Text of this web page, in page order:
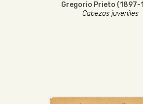
Gregorio Prieto (1897-
Cabezas juveniles